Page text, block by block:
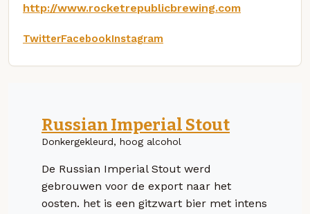
http://www.rocketrepublicbrewing.com
TwitterFacebookInstagram
Russian Imperial Stout
Donkergekleurd, hoog alcohol
De Russian Imperial Stout werd
gebrouwen voor de export naar het
oosten. het is een gitzwart bier met intens